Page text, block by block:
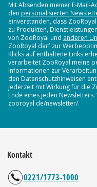
Mit Absenden meiner E-Mail-
den personalisierten
einverstanden, dass
zu Produkten,
von ZooRoyal und anderen
ZooRoyal darf zur
Klicks auf enthaltene Links
verarbeitet ZooRoyal meine
Informationen zur
den Datenschutzhinweisen
jederzeit mit Wirkung für die
Ende eines jeden
zooroyal.de/newsletter/.
Kontakt
0221/1773-1000